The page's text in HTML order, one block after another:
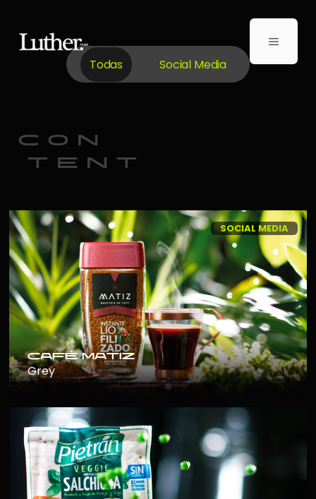
Todas Social Media
con
tent
café matiz
Grey
SOCIAL MEDIA